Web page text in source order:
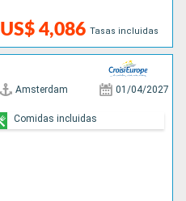
US$ 4,086 Tasas incluidas
Amsterdam 01/04/2027
Comidas incluidas